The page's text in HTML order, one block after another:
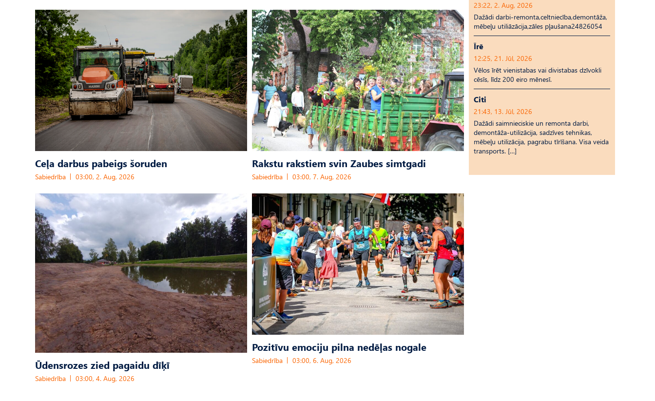
Ceļa darbus pabeigs šoruden
Sabiedrība 03:00, 2. Aug, 2026
Rakstu rakstiem svin Zaubes simtgadi
Sabiedrība 03:00, 7. Aug, 2026
Ūdensrozes zied pagaidu dīķī
Sabiedrība 03:00, 4. Aug, 2026
Pozitīvu emociju pilna nedēļas nogale
Sabiedrība 03:00, 6. Aug, 2026
23:22, 2. Aug, 2026
Dažādi darbi-remonta,celtniecība,demontāža,
mēbeļu utiliāzācija,zāles pļaušana24826054
Īrē
12:25, 21. Jūl, 2026
Vēlos īrēt vienistabas vai divistabas dzīvokli
cēsīs, līdz 200 eiro mēnesī.
Citi
21:43, 13. Jūl, 2026
Dažādi saimnieciskie un remonta darbi,
demontāža-utilizācija, sadzīves tehnikas,
mēbeļu utilizācija, pagrabu tīrīšana. Visa veida
transports. […]